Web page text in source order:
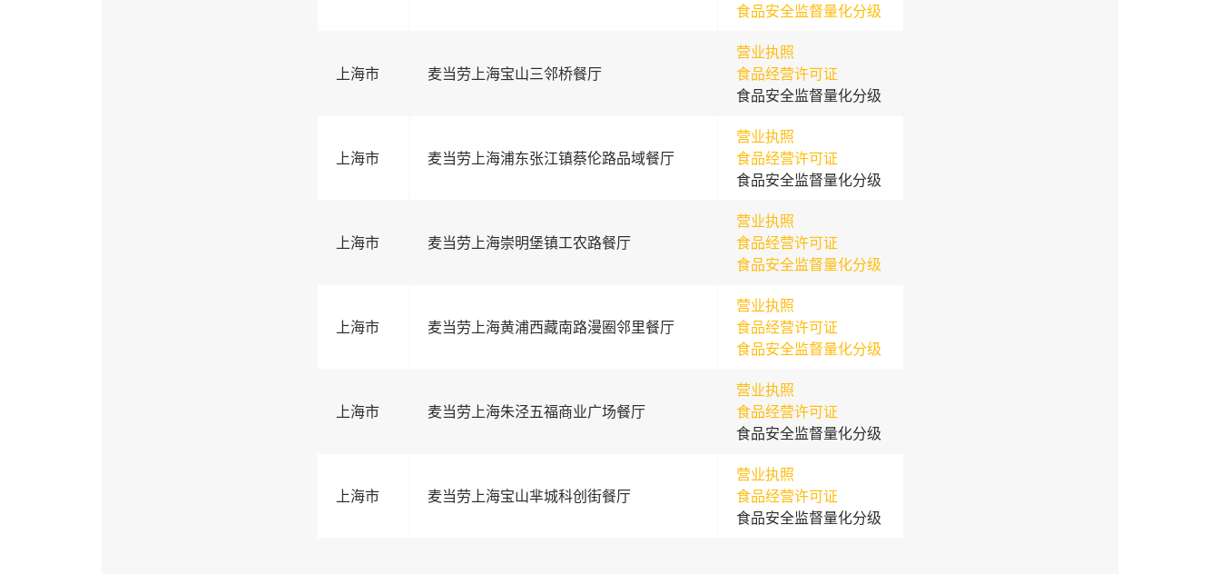
食品安全监督量化分级
上海市 麦当劳上海宝山三邻桥餐厅
营业执照
食品经营许可证
食品安全监督量化分级
上海市 麦当劳上海浦东张江镇蔡伦路品域餐厅
营业执照
食品经营许可证
食品安全监督量化分级
上海市 麦当劳上海崇明堡镇工农路餐厅
营业执照
食品经营许可证
食品安全监督量化分级
上海市 麦当劳上海黄浦西藏南路漫圈邻里餐厅
营业执照
食品经营许可证
食品安全监督量化分级
上海市 麦当劳上海朱泾五福商业广场餐厅
营业执照
食品经营许可证
食品安全监督量化分级
上海市 麦当劳上海宝山芈城科创街餐厅
营业执照
食品经营许可证
食品安全监督量化分级